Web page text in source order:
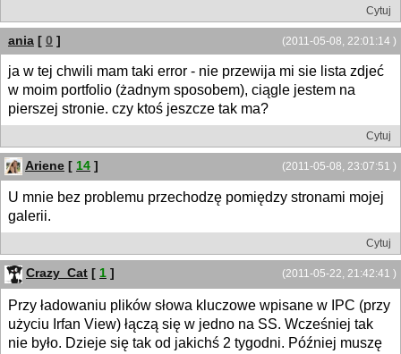
Cytuj
(2011-05-08, 22:01:14 )
ania [ 0 ]
ja w tej chwili mam taki error - nie przewija mi sie lista zdjeć
w moim portfolio (żadnym sposobem), ciągle jestem na
pierszej stronie. czy ktoś jeszcze tak ma?
Cytuj
(2011-05-08, 23:07:51 )
Ariene [ 14 ]
U mnie bez problemu przechodzę pomiędzy stronami mojej
galerii.
Cytuj
(2011-05-22, 21:42:41 )
Crazy_Cat [ 1 ]
Przy ładowaniu plików słowa kluczowe wpisane w IPC (przy
użyciu Irfan View) łączą się w jedno na SS. Wcześniej tak
nie było. Dzieje się tak od jakichś 2 tygodni. Później muszę